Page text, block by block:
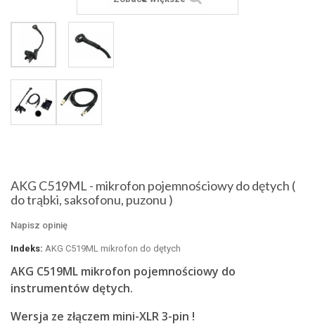
AKG C519ML - mikrofon pojemnościowy do dętych (
do trąbki, saksofonu, puzonu )
Napisz opinię
Indeks: AKG C519ML mikrofon do dętych
AKG C519ML mikrofon pojemnościowy do
instrumentów dętych.
Wersja ze złączem mini-XLR 3-pin !